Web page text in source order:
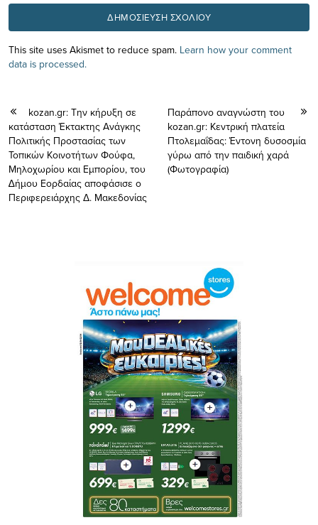
This site uses Akismet to reduce spam. Learn how your comment
data is processed.
kozan.gr: Την κήρυξη σε
κατάσταση Έκτακτης Ανάγκης
Πολιτικής Προστασίας των
Τοπικών Κοινοτήτων Φούφα,
Μηλοχωρίου και Εµπορίου, του
∆ήµου Εορδαίας αποφάσισε ο
Περιφερειάρχης Δ. Μακεδονίας
Παράπονο αναγνώστη του
kozan.gr: Κεντρική πλατεία
Πτολεμαΐδας: Έντονη δυσοσμία
γύρω από την παιδική χαρά
(Φωτογραφία)